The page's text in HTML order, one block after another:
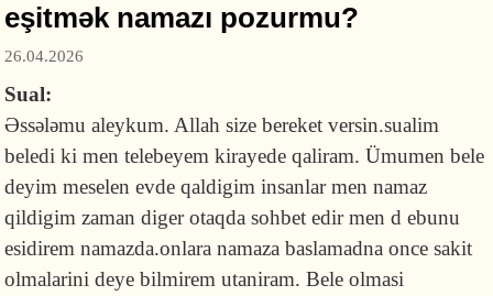
eşitmək namazı pozurmu?
26.04.2026
Sual:
Əssələmu aleykum. Allah size bereket versin.sualim
beledi ki men telebeyem kirayede qaliram. Ümumen bele
deyim meselen evde qaldigim insanlar men namaz
qildigim zaman diger otaqda sohbet edir men d ebunu
esidirem namazda.onlara namaza baslamadna once sakit
olmalarini deye bilmirem utaniram. Bele olmasi